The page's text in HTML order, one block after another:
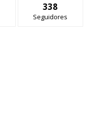
338
Seguidores